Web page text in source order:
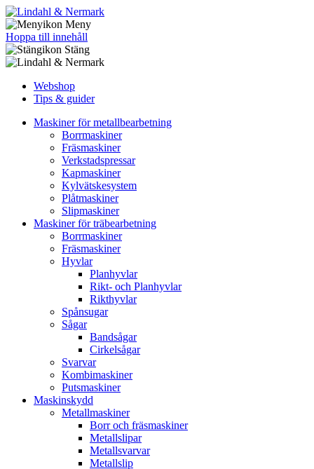
Meny
Hoppa till innehåll
Stäng
Webshop
Tips & guider
Maskiner för metallbearbetning
Borrmaskiner
Fräsmaskiner
Verkstadspressar
Kapmaskiner
Kylvätskesystem
Plåtmaskiner
Slipmaskiner
Maskiner för träbearbetning
Borrmaskiner
Fräsmaskiner
Hyvlar
Planhyvlar
Rikt- och Planhyvlar
Rikthyvlar
Spånsugar
Sågar
Bandsågar
Cirkelsågar
Svarvar
Kombimaskiner
Putsmaskiner
Maskinskydd
Metallmaskiner
Borr och fräsmaskiner
Metallslipar
Metallsvarvar
Metallslip